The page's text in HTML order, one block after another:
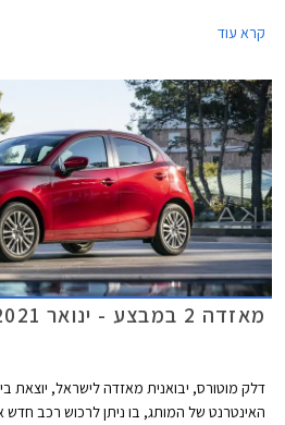
תוכנית המימון חבר ליס. המבצע יתקיים בכל
קרא עוד
מאזדה 2 במבצע - ינואר 2021
דלק מוטורס, יבואנית מאזדה לישראל, יוצאת
האינטרנט של המותג, בו ניתן לרכוש רכב חדש